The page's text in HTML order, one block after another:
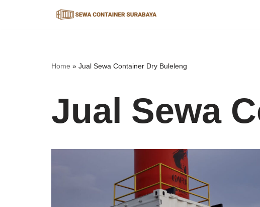
Home » Jual Sewa Container Dry Buleleng
Jual Sewa